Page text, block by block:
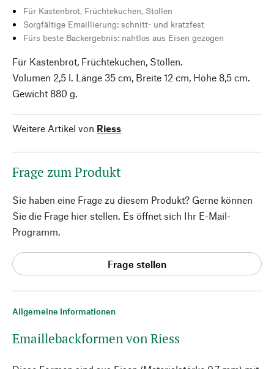
Allgemeine Informationen
Emaillebackformen von Riess
Für Kastenbrot, Früchtekuchen, Stollen
Sorgfältige Emaillierung: schnitt- und kratzfest
Fürs beste Backergebnis: nahtlos aus Eisen gezogen
Für Kastenbrot, Früchtekuchen, Stollen.
Volumen 2,5 l. Länge 35 cm, Breite 12 cm, Höhe 8,5 cm.
Gewicht 880 g.
Weitere Artikel von Riess
Frage zum Produkt
Sie haben eine Frage zu diesem Produkt? Gerne können
Sie die Frage hier stellen. Es öffnet sich Ihr E-Mail-
Programm.
Frage stellen